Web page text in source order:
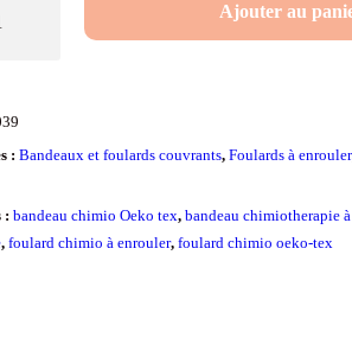
Ajouter au
:Bandeaux et foulards couvrants,Foulards à enrouler
:bandeau chimio Oeko tex,bandeau chimiotherapie
,foulard chimio à enrouler,foulard chimio oeko-tex